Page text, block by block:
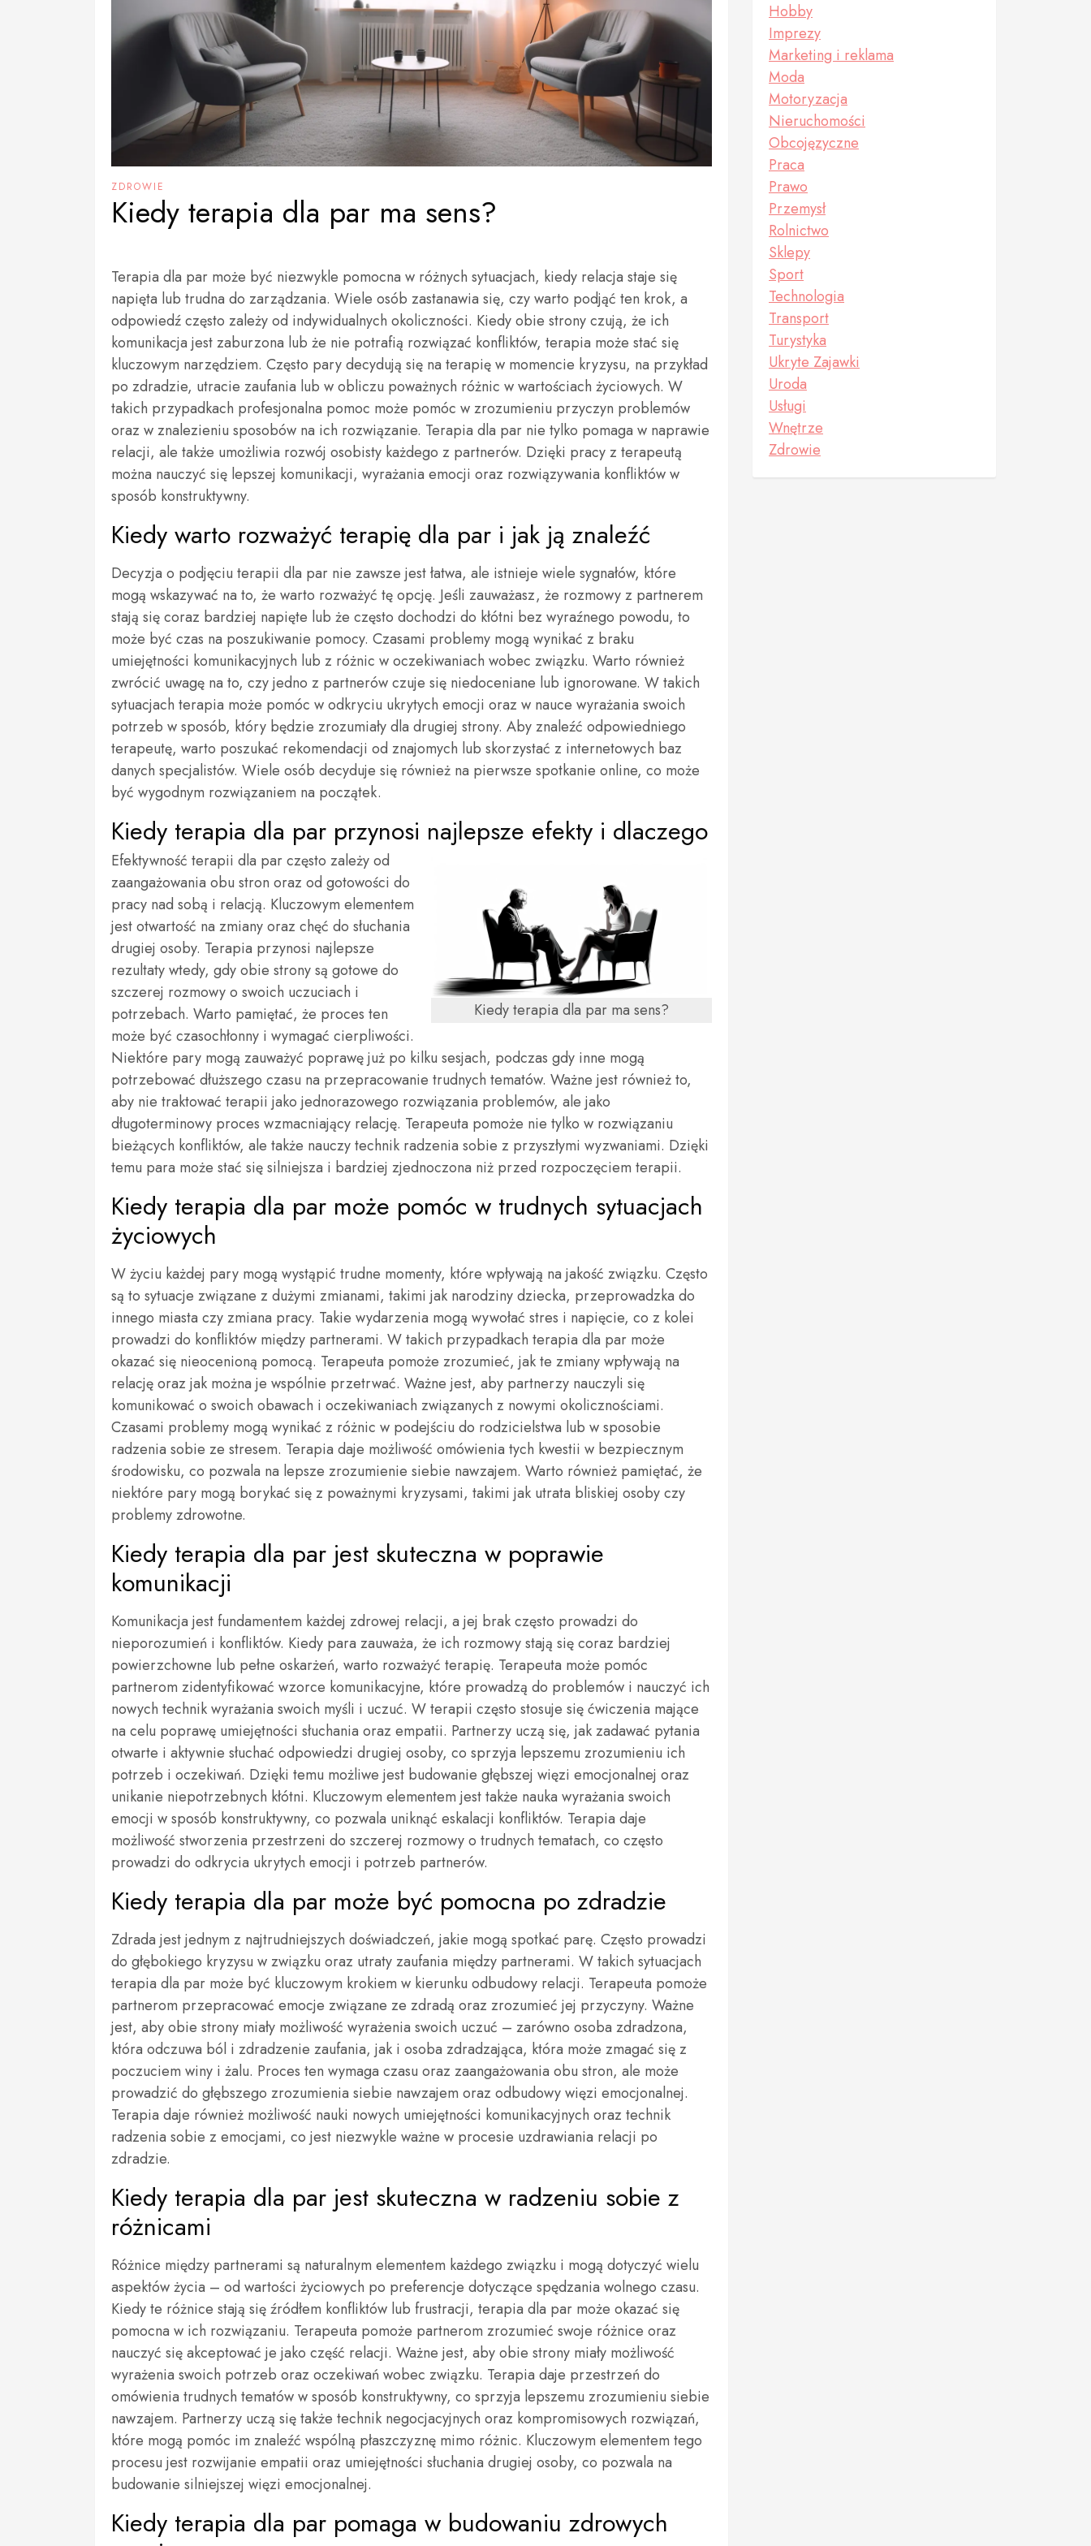
ZDROWIE
Kiedy terapia dla par ma sens?
Terapia dla par może być niezwykle pomocna w różnych sytuacjach, kiedy relacja staje się
napięta lub trudna do zarządzania. Wiele osób zastanawia się, czy warto podjąć ten krok, a
odpowiedź często zależy od indywidualnych okoliczności. Kiedy obie strony czują, że ich
komunikacja jest zaburzona lub że nie potrafią rozwiązać konfliktów, terapia może stać się
kluczowym narzędziem. Często pary decydują się na terapię w momencie kryzysu, na przykład
po zdradzie, utracie zaufania lub w obliczu poważnych różnic w wartościach życiowych. W
takich przypadkach profesjonalna pomoc może pomóc w zrozumieniu przyczyn problemów
oraz w znalezieniu sposobów na ich rozwiązanie. Terapia dla par nie tylko pomaga w naprawie
relacji, ale także umożliwia rozwój osobisty każdego z partnerów. Dzięki pracy z terapeutą
można nauczyć się lepszej komunikacji, wyrażania emocji oraz rozwiązywania konfliktów w
sposób konstruktywny.
Kiedy warto rozważyć terapię dla par i jak ją znaleźć
Decyzja o podjęciu terapii dla par nie zawsze jest łatwa, ale istnieje wiele sygnałów, które
mogą wskazywać na to, że warto rozważyć tę opcję. Jeśli zauważasz, że rozmowy z partnerem
stają się coraz bardziej napięte lub że często dochodzi do kłótni bez wyraźnego powodu, to
może być czas na poszukiwanie pomocy. Czasami problemy mogą wynikać z braku
umiejętności komunikacyjnych lub z różnic w oczekiwaniach wobec związku. Warto również
zwrócić uwagę na to, czy jedno z partnerów czuje się niedoceniane lub ignorowane. W takich
sytuacjach terapia może pomóc w odkryciu ukrytych emocji oraz w nauce wyrażania swoich
potrzeb w sposób, który będzie zrozumiały dla drugiej strony. Aby znaleźć odpowiedniego
terapeutę, warto poszukać rekomendacji od znajomych lub skorzystać z internetowych baz
danych specjalistów. Wiele osób decyduje się również na pierwsze spotkanie online, co może
być wygodnym rozwiązaniem na początek.
Kiedy terapia dla par przynosi najlepsze efekty i dlaczego
Kiedy terapia dla par ma sens?
Efektywność terapii dla par często zależy od
zaangażowania obu stron oraz od gotowości do
pracy nad sobą i relacją. Kluczowym elementem
jest otwartość na zmiany oraz chęć do słuchania
drugiej osoby. Terapia przynosi najlepsze
rezultaty wtedy, gdy obie strony są gotowe do
szczerej rozmowy o swoich uczuciach i
potrzebach. Warto pamiętać, że proces ten
może być czasochłonny i wymagać cierpliwości.
Niektóre pary mogą zauważyć poprawę już po kilku sesjach, podczas gdy inne mogą
potrzebować dłuższego czasu na przepracowanie trudnych tematów. Ważne jest również to,
aby nie traktować terapii jako jednorazowego rozwiązania problemów, ale jako
długoterminowy proces wzmacniający relację. Terapeuta pomoże nie tylko w rozwiązaniu
bieżących konfliktów, ale także nauczy technik radzenia sobie z przyszłymi wyzwaniami. Dzięki
temu para może stać się silniejsza i bardziej zjednoczona niż przed rozpoczęciem terapii.
Kiedy terapia dla par może pomóc w trudnych sytuacjach
życiowych
W życiu każdej pary mogą wystąpić trudne momenty, które wpływają na jakość związku. Często
są to sytuacje związane z dużymi zmianami, takimi jak narodziny dziecka, przeprowadzka do
innego miasta czy zmiana pracy. Takie wydarzenia mogą wywołać stres i napięcie, co z kolei
prowadzi do konfliktów między partnerami. W takich przypadkach terapia dla par może
okazać się nieocenioną pomocą. Terapeuta pomoże zrozumieć, jak te zmiany wpływają na
relację oraz jak można je wspólnie przetrwać. Ważne jest, aby partnerzy nauczyli się
komunikować o swoich obawach i oczekiwaniach związanych z nowymi okolicznościami.
Czasami problemy mogą wynikać z różnic w podejściu do rodzicielstwa lub w sposobie
radzenia sobie ze stresem. Terapia daje możliwość omówienia tych kwestii w bezpiecznym
środowisku, co pozwala na lepsze zrozumienie siebie nawzajem. Warto również pamiętać, że
niektóre pary mogą borykać się z poważnymi kryzysami, takimi jak utrata bliskiej osoby czy
problemy zdrowotne.
Kiedy terapia dla par jest skuteczna w poprawie
komunikacji
Komunikacja jest fundamentem każdej zdrowej relacji, a jej brak często prowadzi do
nieporozumień i konfliktów. Kiedy para zauważa, że ich rozmowy stają się coraz bardziej
powierzchowne lub pełne oskarżeń, warto rozważyć terapię. Terapeuta może pomóc
partnerom zidentyfikować wzorce komunikacyjne, które prowadzą do problemów i nauczyć ich
nowych technik wyrażania swoich myśli i uczuć. W terapii często stosuje się ćwiczenia mające
na celu poprawę umiejętności słuchania oraz empatii. Partnerzy uczą się, jak zadawać pytania
otwarte i aktywnie słuchać odpowiedzi drugiej osoby, co sprzyja lepszemu zrozumieniu ich
potrzeb i oczekiwań. Dzięki temu możliwe jest budowanie głębszej więzi emocjonalnej oraz
unikanie niepotrzebnych kłótni. Kluczowym elementem jest także nauka wyrażania swoich
emocji w sposób konstruktywny, co pozwala uniknąć eskalacji konfliktów. Terapia daje
możliwość stworzenia przestrzeni do szczerej rozmowy o trudnych tematach, co często
prowadzi do odkrycia ukrytych emocji i potrzeb partnerów.
Kiedy terapia dla par może być pomocna po zdradzie
Zdrada jest jednym z najtrudniejszych doświadczeń, jakie mogą spotkać parę. Często prowadzi
do głębokiego kryzysu w związku oraz utraty zaufania między partnerami. W takich sytuacjach
terapia dla par może być kluczowym krokiem w kierunku odbudowy relacji. Terapeuta pomoże
partnerom przepracować emocje związane ze zdradą oraz zrozumieć jej przyczyny. Ważne
jest, aby obie strony miały możliwość wyrażenia swoich uczuć – zarówno osoba zdradzona,
która odczuwa ból i zdradzenie zaufania, jak i osoba zdradzająca, która może zmagać się z
poczuciem winy i żalu. Proces ten wymaga czasu oraz zaangażowania obu stron, ale może
prowadzić do głębszego zrozumienia siebie nawzajem oraz odbudowy więzi emocjonalnej.
Terapia daje również możliwość nauki nowych umiejętności komunikacyjnych oraz technik
radzenia sobie z emocjami, co jest niezwykle ważne w procesie uzdrawiania relacji po
zdradzie.
Kiedy terapia dla par jest skuteczna w radzeniu sobie z
różnicami
Różnice między partnerami są naturalnym elementem każdego związku i mogą dotyczyć wielu
aspektów życia – od wartości życiowych po preferencje dotyczące spędzania wolnego czasu.
Kiedy te różnice stają się źródłem konfliktów lub frustracji, terapia dla par może okazać się
pomocna w ich rozwiązaniu. Terapeuta pomoże partnerom zrozumieć swoje różnice oraz
nauczyć się akceptować je jako część relacji. Ważne jest, aby obie strony miały możliwość
wyrażenia swoich potrzeb oraz oczekiwań wobec związku. Terapia daje przestrzeń do
omówienia trudnych tematów w sposób konstruktywny, co sprzyja lepszemu zrozumieniu siebie
nawzajem. Partnerzy uczą się także technik negocjacyjnych oraz kompromisowych rozwiązań,
które mogą pomóc im znaleźć wspólną płaszczyznę mimo różnic. Kluczowym elementem tego
procesu jest rozwijanie empatii oraz umiejętności słuchania drugiej osoby, co pozwala na
budowanie silniejszej więzi emocjonalnej.
Kiedy terapia dla par pomaga w budowaniu zdrowych
Hobby
Imprezy
Marketing i reklama
Moda
Motoryzacja
Nieruchomości
Obcojęzyczne
Praca
Prawo
Przemysł
Rolnictwo
Sklepy
Sport
Technologia
Transport
Turystyka
Ukryte Zajawki
Uroda
Usługi
Wnętrze
Zdrowie